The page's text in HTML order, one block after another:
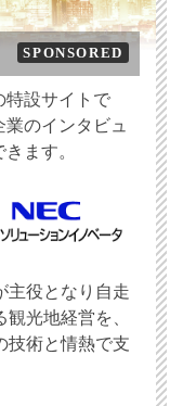
SPONSORED
特設サイトで
のインタビュ
ます。
主役となり自走
観光地経営を、
技術と情熱で支